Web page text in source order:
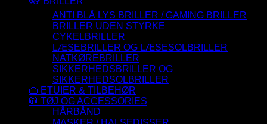
ANTI BLÅ LYS BRILLER / GAMING BRILLER
BRILLER UDEN STYRKE
CYKELBRILLER
LÆSEBRILLER OG LÆSESOLBRILLER
NATKØREBRILLER
SIKKERHEDSBRILLER OG
SIKKERHEDSOLBRILLER
👜 ETUIER & TILBEHØR
🧥 TØJ OG ACCESSORIES
HÅRBÅND